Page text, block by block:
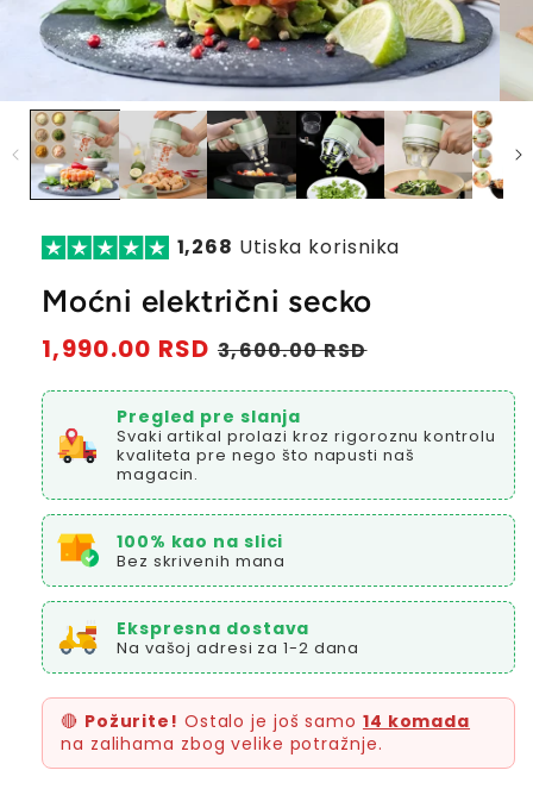
1,268 Utiska korisnika
Moćni električni secko
Redovna
cena
1,990.00 RSD Prodajna
cena
3,600.00 RSD
Pregled pre slanja
Svaki artikal prolazi kroz rigoroznu kontrolu
kvaliteta pre nego što napusti naš
magacin.
100% kao na slici
Bez skrivenih mana
Ekspresna dostava
Na vašoj adresi za 1-2 dana
🔴 Požurite! Ostalo je još samo 14 komada
na zalihama zbog velike potražnje.